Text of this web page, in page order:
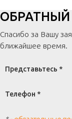
Спасибо за Вашу
ближайшее время.
Представьтесь *
Телефон *